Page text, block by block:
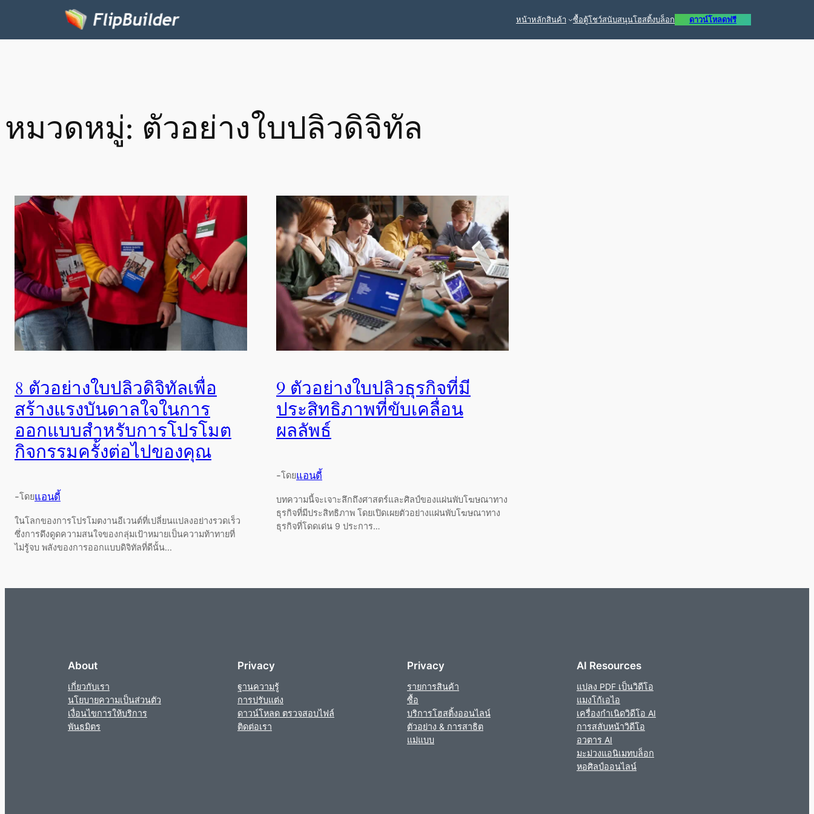
หน้าหลักสินค้า ซื้อตู้โชว์สนับสนุนโฮสติ้งบล็อก ดาวน์โหลดฟรี
หมวดหมู่: ตัวอย่างใบปลิวดิจิทัล
8 ตัวอย่างใบปลิวดิจิทัลเพื่อ
สร้างแรงบันดาลใจในการ
ออกแบบสำหรับการโปรโมต
กิจกรรมครั้งต่อไปของคุณ
-โดยแอนดี้
ในโลกของการโปรโมตงานอีเวนต์ที่เปลี่ยนแปลงอย่างรวดเร็ว
ซึ่งการดึงดูดความสนใจของกลุ่มเป้าหมายเป็นความท้าทายที่
ไม่รู้จบ พลังของการออกแบบดิจิทัลที่ดีนั้น...
9 ตัวอย่างใบปลิวธุรกิจที่มี
ประสิทธิภาพที่ขับเคลื่อน
ผลลัพธ์
-โดยแอนดี้
บทความนี้จะเจาะลึกถึงศาสตร์และศิลป์ของแผ่นพับโฆษณาทาง
ธุรกิจที่มีประสิทธิภาพ โดยเปิดเผยตัวอย่างแผ่นพับโฆษณาทาง
ธุรกิจที่โดดเด่น 9 ประการ…
About
เกี่ยวกับเรา
นโยบายความเป็นส่วนตัว
เงื่อนไขการให้บริการ
พันธมิตร
Privacy
ฐานความรู้
การปรับแต่ง
ดาวน์โหลด ตรวจสอบไฟล์
ติดต่อเรา
Privacy
รายการสินค้า
ซื้อ
บริการโฮสติ้งออนไลน์
ตัวอย่าง & การสาธิต
แม่แบบ
AI Resources
แปลง PDF เป็นวิดีโอ
แมงโก้เอไอ
เครื่องกำเนิดวิดีโอ AI
การสลับหน้าวิดีโอ
อวตาร AI
มะม่วงแอนิเมทบล็อก
หอศิลป์ออนไลน์